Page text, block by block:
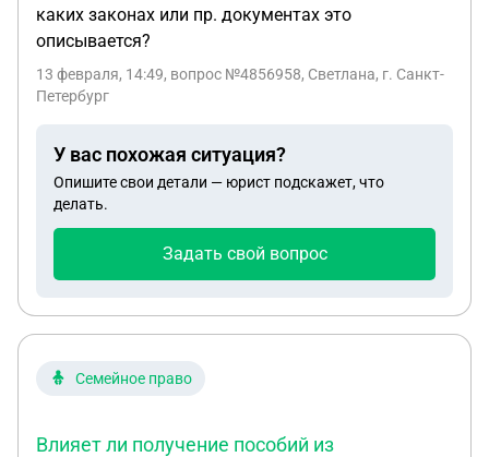
каких законах или пр. документах это
описывается?
13 февраля, 14:49, вопрос №4856958, Светлана, г. Санкт-
Петербург
У вас похожая ситуация?
Опишите свои детали — юрист подскажет, что
делать.
Задать свой вопрос
Семейное право
Влияет ли получение пособий из